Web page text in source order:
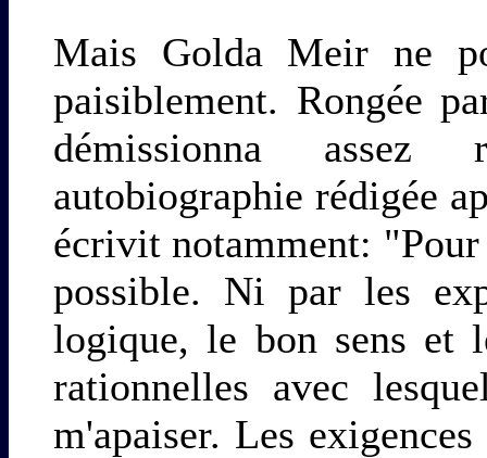
Mais Golda Meir ne
paisiblement. Rongée
démissionna
autobiographie rédigée
écrivit notamment:
possible. Ni par les
logique, le bon sens et
rationnelles avec
m'apaiser. Les